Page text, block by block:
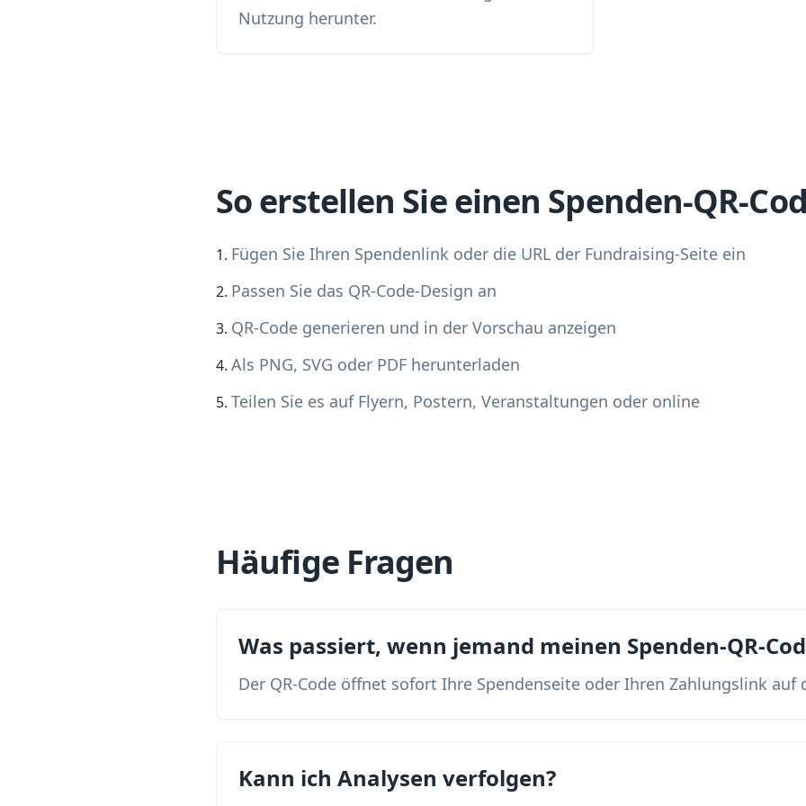
Nutzung herunter.
So erstellen Sie einen Spenden-QR-
Fügen Sie Ihren Spendenlink oder die URL der Fundraising-Seite ein
Passen Sie das QR-Code-Design an
QR-Code generieren und in der Vorschau anzeigen
Als PNG, SVG oder PDF herunterladen
Teilen Sie es auf Flyern, Postern, Veranstaltungen oder online
Häufige Fragen
Was passiert, wenn jemand meinen Spenden-QR-
Der QR-Code öffnet sofort Ihre Spendenseite oder Ihren Zahlungslink auf
Kann ich Analysen verfolgen?